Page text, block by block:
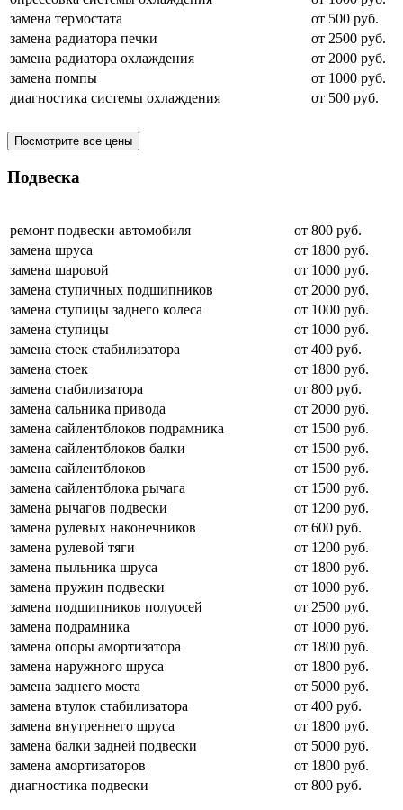
замена термостата
от 500 руб.
замена радиатора печки
от 2500 руб.
замена радиатора охлаждения
от 2000 руб.
замена помпы
от 1000 руб.
диагностика системы охлаждения
от 500 руб.
Посмотрите все цены
Подвеска
ремонт подвески автомобиля
от 800 руб.
замена шруса
от 1800 руб.
замена шаровой
от 1000 руб.
замена ступичных подшипников
от 2000 руб.
замена ступицы заднего колеса
от 1000 руб.
замена ступицы
от 1000 руб.
замена стоек стабилизатора
от 400 руб.
замена стоек
от 1800 руб.
замена стабилизатора
от 800 руб.
замена сальника привода
от 2000 руб.
замена сайлентблоков подрамника
от 1500 руб.
замена сайлентблоков балки
от 1500 руб.
замена сайлентблоков
от 1500 руб.
замена сайлентблока рычага
от 1500 руб.
замена рычагов подвески
от 1200 руб.
замена рулевых наконечников
от 600 руб.
замена рулевой тяги
от 1200 руб.
замена пыльника шруса
от 1800 руб.
замена пружин подвески
от 1000 руб.
замена подшипников полуосей
от 2500 руб.
замена подрамника
от 1000 руб.
замена опоры амортизатора
от 1800 руб.
замена наружного шруса
от 1800 руб.
замена заднего моста
от 5000 руб.
замена втулок стабилизатора
от 400 руб.
замена внутреннего шруса
от 1800 руб.
замена балки задней подвески
от 5000 руб.
замена амортизаторов
от 1800 руб.
диагностика подвески
от 800 руб.